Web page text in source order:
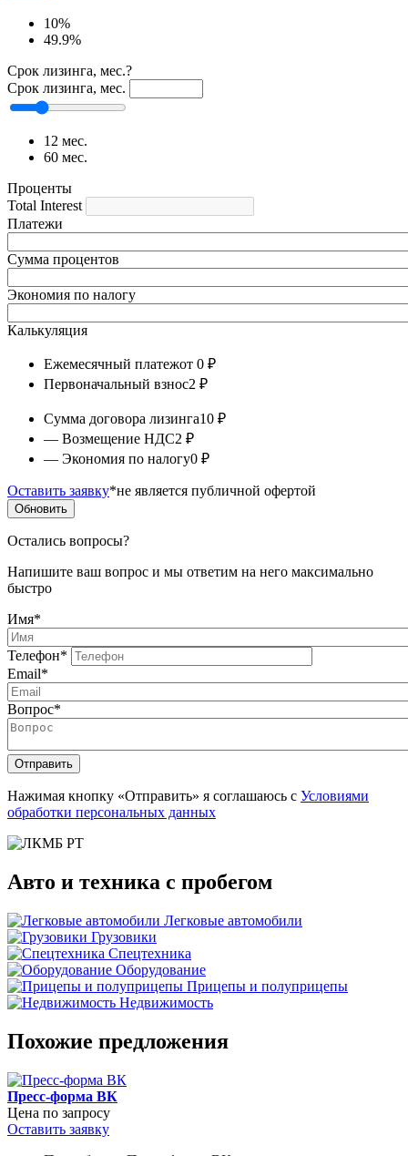
10%
49.9%
Срок лизинга, мес.?
Срок лизинга, мес.
12 мес.
60 мес.
Проценты
Total Interest
Платежи
Сумма процентов
Экономия по налогу
Калькуляция
Ежемесячный платежот 0 ₽
Первоначальный взнос2 ₽
Сумма договора лизинга10 ₽
— Возмещение НДС2 ₽
— Экономия по налогу0 ₽
Оставить заявку*не является публичной офертой
Обновить
Остались вопросы?
Напишите ваш вопрос и мы ответим на него максимально
быстро
Имя*
Телефон*
Email*
Вопрос*
Отправить
Нажимая кнопку «Отправить» я соглашаюсь с Условиями
обработки персональных данных
Авто и техника с пробегом
Легковые автомобили
Грузовики
Спецтехника
Оборудование
Прицепы и полуприцепы
Недвижимость
Похожие предложения
Пресс-форма ВК
Цена по запросу
Оставить заявку